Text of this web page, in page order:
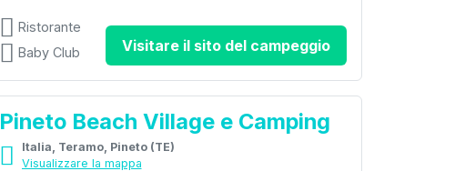
Ristorante
Baby Club
Visitare il sito del campeggio
Pineto Beach Village e Camping
Italia, Teramo, Pineto (TE)
Visualizzare la mappa